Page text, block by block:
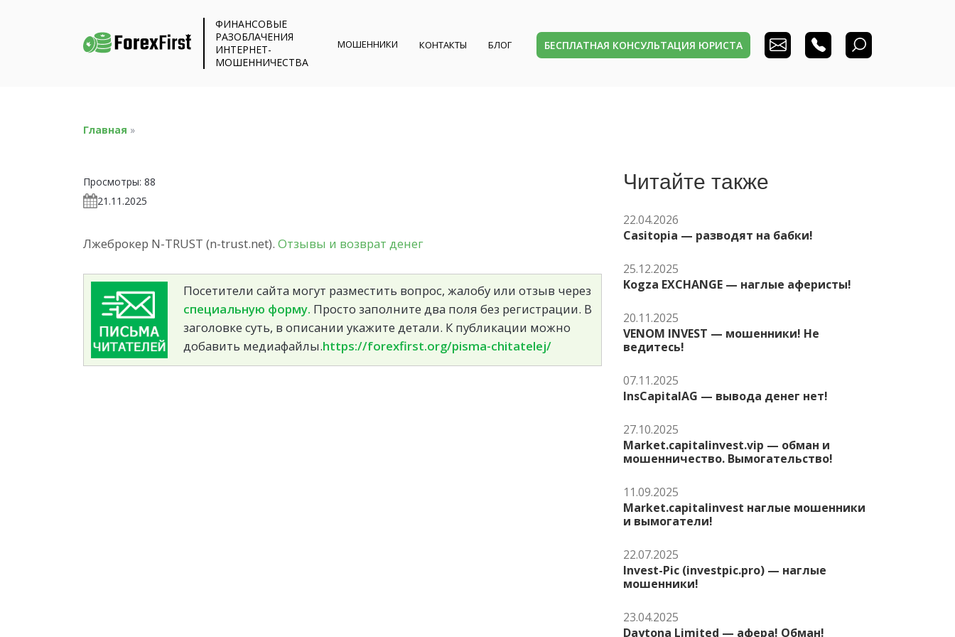
ФИНАНСОВЫЕ
РАЗОБЛАЧЕНИЯ
ИНТЕРНЕТ-
МОШЕННИЧЕСТВА
МОШЕННИКИ КОНТАКТЫ БЛОГ БЕСПЛАТНАЯ КОНСУЛЬТАЦИЯ ЮРИСТА
Главная »
Просмотры: 88
21.11.2025
Лжеброкер N-TRUST (n-trust.net). Отзывы и возврат денег
Посетители сайта могут разместить вопрос, жалобу или отзыв через
специальную форму. Просто заполните два поля без регистрации. В
заголовке суть, в описании укажите детали. К публикации можно
добавить медиафайлы.https://forexfirst.org/pisma-chitatelej/
Читайте также
22.04.2026
Casitopia — разводят на бабки!
25.12.2025
Kogza EXCHANGE — наглые аферисты!
20.11.2025
VENOM INVEST — мошенники! Не
ведитесь!
07.11.2025
InsCapitalAG — вывода денег нет!
27.10.2025
Market.capitalinvest.vip — обман и
мошенничество. Вымогательство!
11.09.2025
Market.capitalinvest наглые мошенники
и вымогатели!
22.07.2025
Invest-Pic (investpic.pro) — наглые
мошенники!
23.04.2025
Daytona Limited — афера! Обман!